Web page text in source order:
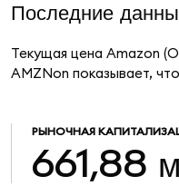
Последние
Текущая цена Amazon
AMZNon показывает,
РЫНОЧНАЯ
661,88